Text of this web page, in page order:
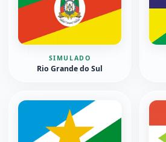
SIMULADO
Rio Grande do Sul